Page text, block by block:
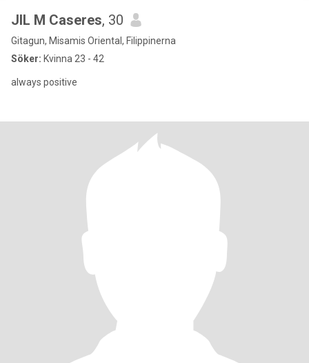
JIL M Caseres, 30
Gitagun, Misamis Oriental, Filippinerna
Söker: Kvinna 23 - 42
always positive